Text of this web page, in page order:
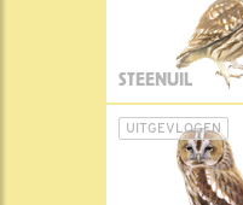
STEENUIL
UITGEVLOGEN